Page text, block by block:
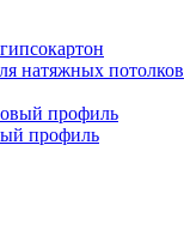
натяжных потолков
профиль